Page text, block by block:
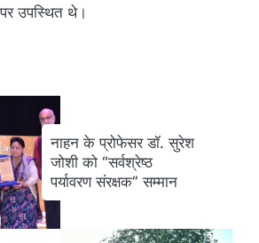
उपस्थित थे।
नाहन के प्रोफेसर डॉ. सुरेश
जोशी को “सर्वश्रेष्ठ
पर्यावरण संरक्षक” सम्मान